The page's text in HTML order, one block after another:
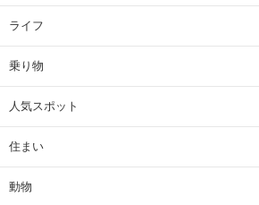
ライフ
乗り物
人気スポット
住まい
動物